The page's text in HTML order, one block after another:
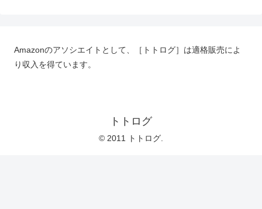
Amazonのアソシエイトとして、［トトログ］は適格販売によ
り収入を得ています。
トトログ
© 2011 トトログ.